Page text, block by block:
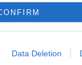
Data Deletion